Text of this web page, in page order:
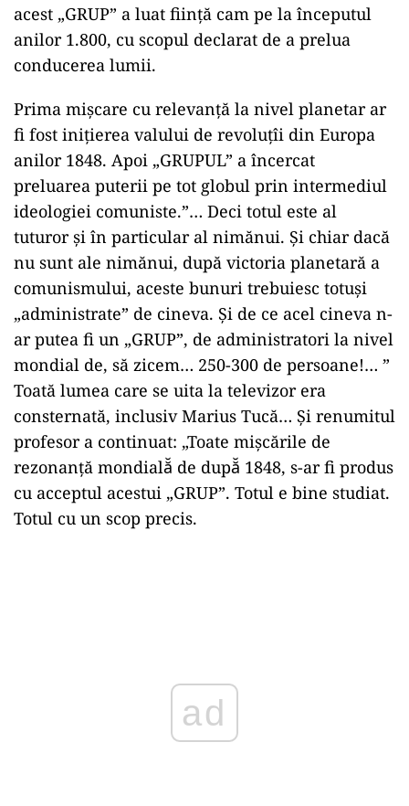
acest „GRUP” a luat fiinţă cam pe la începutul
anilor 1.800, cu scopul declarat de a prelua
conducerea lumii.
Prima mişcare cu relevanţă la nivel planetar ar
fi fost iniţierea valului de revoluţîi din Europa
anilor 1848. Apoi „GRUPUL” a încercat
preluarea puterii pe tot globul prin intermediul
ideologiei comuniste.”… Deci totul este al
tuturor şi în particular al nimănui. Şi chiar dacă
nu sunt ale nimănui, după victoria planetară a
comunismului, aceste bunuri trebuiesc totuşi
„administrate” de cineva. Şi de ce acel cineva n-
ar putea fi un „GRUP”, de administratori la nivel
mondial de, să zicem… 250-300 de persoane!… ”
Toată lumea care se uita la televizor era
consternată, inclusiv Marius Tucă… Şi renumitul
profesor a continuat: „Toate mişcările de
rezonanţă mondială̆ de după̆ 1848, s-ar fi produs
cu acceptul acestui „GRUP”. Totul e bine studiat.
Totul cu un scop precis.
ad